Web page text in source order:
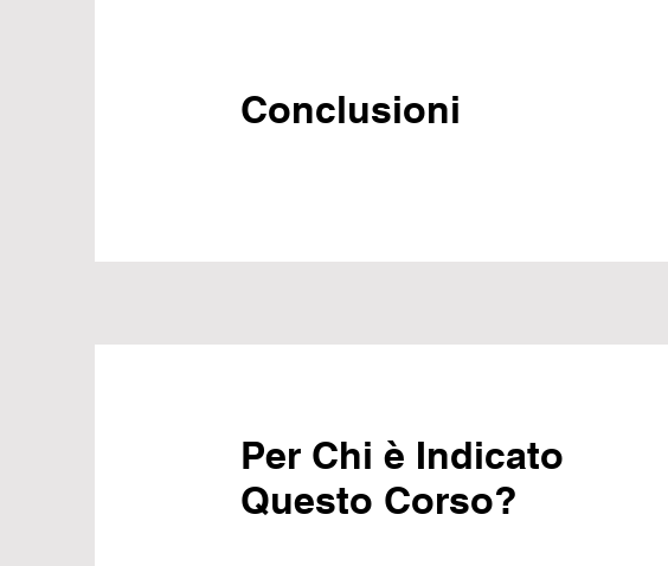
Conclusioni
Per Chi è Indicato
Questo Corso?